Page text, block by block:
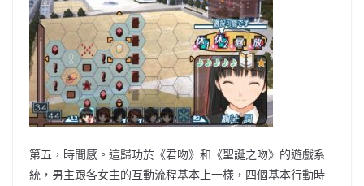
第五，時間感。這歸功於《君吻》和《聖誕之吻》的遊戲系
統，男主跟各女主的互動流程基本上一樣，四個基本行動時